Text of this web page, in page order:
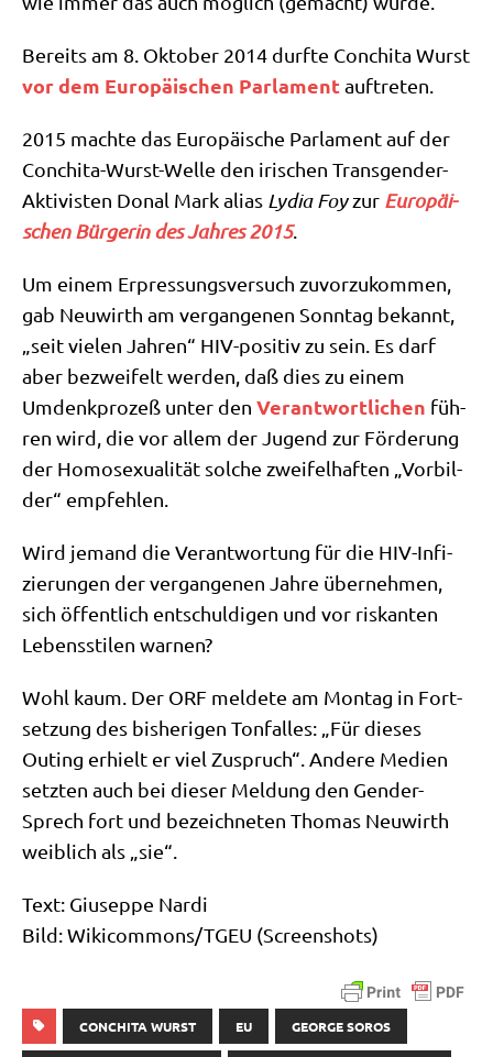
Bereits am 8. Okto­ber 2014 durf­te Con­chi­ta Wurst
vor dem Euro­päi­schen Par­la­mentauftreten.
2015 mach­te das Euro­päi­sche Par­la­ment auf der
Con­chi­ta-Wurst-Wel­le den iri­schen Trans­gen­der-
Akti­vi­sten Donal Mark ali­as Lydia Foyzur Euro­päi­
schen Bür­ge­rin des Jah­res 2015.
Um einem Erpres­sungs­ver­such zuvor­zu­kom­men,
gab Neu­wirth am ver­gan­ge­nen Sonn­tag bekannt,
„seit vie­len Jah­ren“ HIV-posi­tiv zu sein. Es darf
aber bezwei­felt wer­den, daß dies zu einem
Umdenk­pro­zeß unter den Ver­ant­wort­li­chen füh­
ren wird, die vor allem der Jugend zur För­de­rung
der Homo­se­xua­li­tät sol­che zwei­fel­haf­ten „Vor­bil­
der“ empfehlen.
Wird jemand die Ver­ant­wor­tung für die HIV-Infi­
zie­run­gen der ver­gan­ge­nen Jah­re über­neh­men,
sich öffent­lich ent­schul­di­gen und vor ris­kan­ten
Lebens­sti­len warnen?
Wohl kaum. Der ORF mel­de­te am Mon­tag in Fort­
set­zung des bis­he­ri­gen Ton­fal­les: „Für die­ses
Outing erhielt er viel Zuspruch“. Ande­re Medi­en
setz­ten auch bei die­ser Mel­dung den Gen­der-
Sprech fort und bezeich­ne­ten Tho­mas Neu­wirth
weib­lich als „sie“.
Text: Giu­sep­pe Nardi
Bild: Wikicommons/​TGEU (Screen­shots)
CONCHITA WURST EU GEORGE SOROS